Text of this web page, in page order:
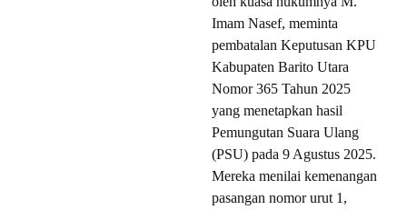
Imam Nasef, meminta
pembatalan Keputusan KPU
Kabupaten Barito Utara
Nomor 365 Tahun 2025
yang menetapkan hasil
Pemungutan Suara Ulang
(PSU) pada 9 Agustus 2025.
Mereka menilai kemenangan
pasangan nomor urut 1,